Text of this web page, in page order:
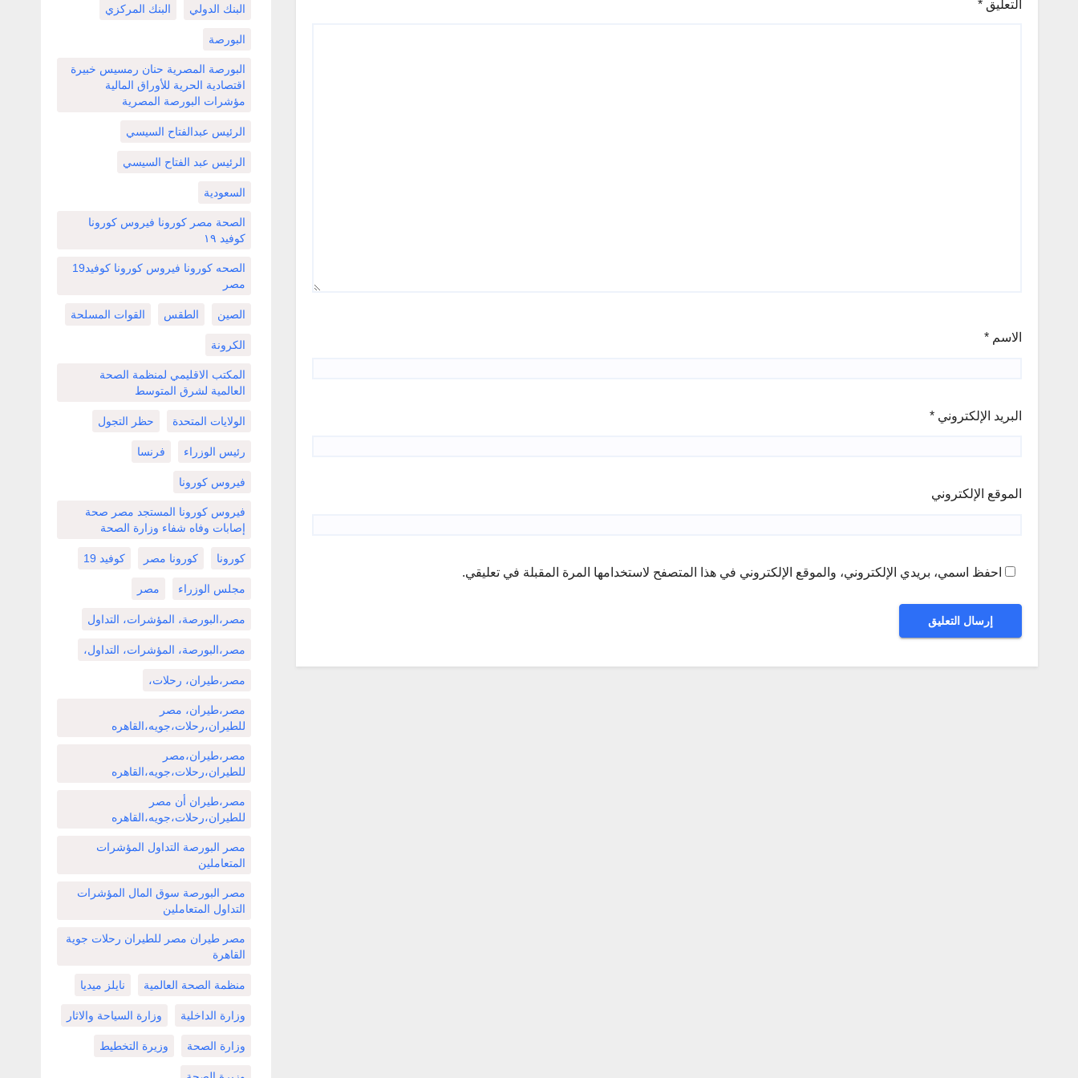
التعليق *
الاسم *
البريد الإلكتروني *
الموقع الإلكتروني
احفظ اسمي، بريدي الإلكتروني، والموقع الإلكتروني في هذا المتصفح لاستخدامها المرة المقبلة في تعليقي.
البنك الدولي البنك المركزي
البورصة
البورصة المصرية حنان رمسيس خبيرة
اقتصادية الحرية للأوراق المالية
مؤشرات البورصة المصرية
الرئيس عبدالفتاح السيسي
الرئيس عبد الفتاح السيسي
السعودية
الصحة مصر كورونا فيروس كورونا
كوفيد ١٩
الصحه كورونا فيروس كورونا كوفيد19
مصر
الصين الطقس القوات المسلحة
الكرونة
المكتب الاقليمي لمنظمة الصحة
العالمية لشرق المتوسط
الولايات المتحدة حظر التجول
رئيس الوزراء فرنسا
فيروس كورونا
فيروس كورونا المستجد مصر صحة
إصابات وفاه شفاء وزارة الصحة
كورونا كورونا مصر كوفيد 19
مجلس الوزراء مصر
مصر،البورصة، المؤشرات، التداول
مصر،البورصة، المؤشرات، التداول،
مصر،طيران، رحلات،
مصر،طيران، مصر
للطيران،رحلات،جويه،القاهره
مصر،طيران،مصر
للطيران،رحلات،جويه،القاهره
مصر،طيران أن مصر
للطيران،رحلات،جويه،القاهره
مصر البورصة التداول المؤشرات
المتعاملين
مصر البورصة سوق المال المؤشرات
التداول المتعاملين
مصر طيران مصر للطيران رحلات جوية
القاهرة
منظمة الصحة العالمية نايلز ميديا
وزارة الداخلية وزارة السياحة والاثار
وزارة الصحة وزيرة التخطيط